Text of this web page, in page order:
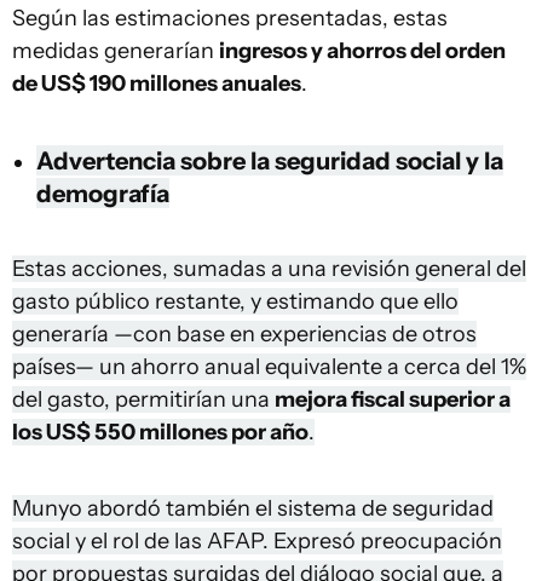
Según las estimaciones presentadas, estas
medidas generarían ingresos y ahorros del orden
de US$ 190 millones anuales.
Advertencia sobre la seguridad social y la
demografía
Estas acciones, sumadas a una revisión general del
gasto público restante, y estimando que ello
generaría —con base en experiencias de otros
países— un ahorro anual equivalente a cerca del 1%
del gasto, permitirían una mejora fiscal superior a
los US$ 550 millones por año.
Munyo abordó también el sistema de seguridad
social y el rol de las AFAP. Expresó preocupación
por propuestas surgidas del diálogo social que, a